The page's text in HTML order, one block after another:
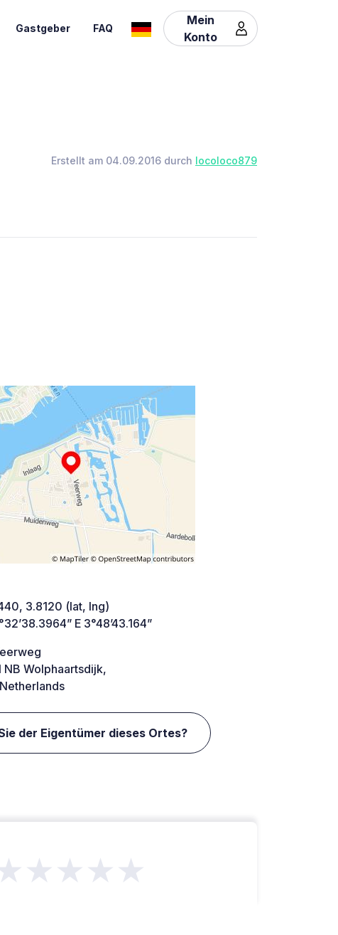
Gastgeber FAQ
Mein
Konto
Erstellt am 04.09.2016 durch locoloco879
3.8120 (lat, lng)
E 3°48’43.164”
NB Wolphaartsdijk,
Netherlands
der Eigentümer dieses Ortes?